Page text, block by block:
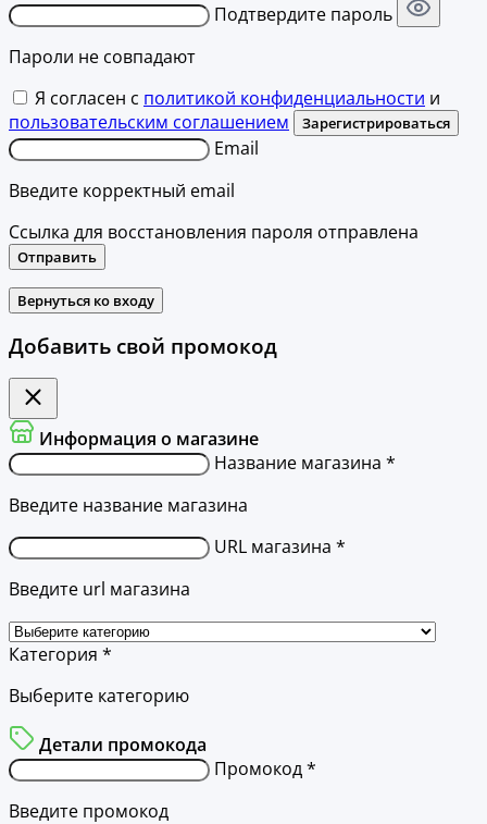
Подтвердите пароль
Пароли не совпадают
Я согласен с политикой конфиденциальности и
пользовательским соглашением
Зарегистрироваться
Email
Введите корректный email
Ссылка для восстановления пароля отправлена
Отправить
Вернуться ко входу
Добавить свой промокод
Информация о магазине
Название магазина *
Введите название магазина
URL магазина *
Введите url магазина
Категория *
Выберите категорию
Детали промокода
Промокод *
Введите промокод